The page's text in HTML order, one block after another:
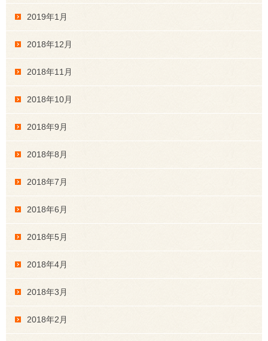
2019年1月
2018年12月
2018年11月
2018年10月
2018年9月
2018年8月
2018年7月
2018年6月
2018年5月
2018年4月
2018年3月
2018年2月